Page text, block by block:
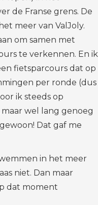
de Franse grens. De
meer van ValJoly.
om samen met
te verkennen. En ik
fietsparcours dat op
per ronde (dus
ik steeds op
wel lang genoeg
Dat gaf me
in het meer
niet. Dan maar
dat moment